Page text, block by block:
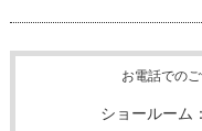
お電話での
ショールーム：